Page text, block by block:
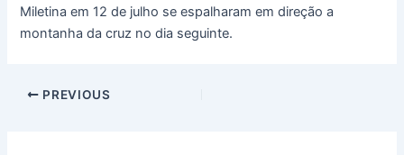
Miletina em 12 de julho se espalharam em direção a
montanha da cruz no dia seguinte.
PREVIOUS